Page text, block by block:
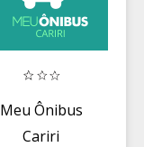
Meu Ônibus
Cariri